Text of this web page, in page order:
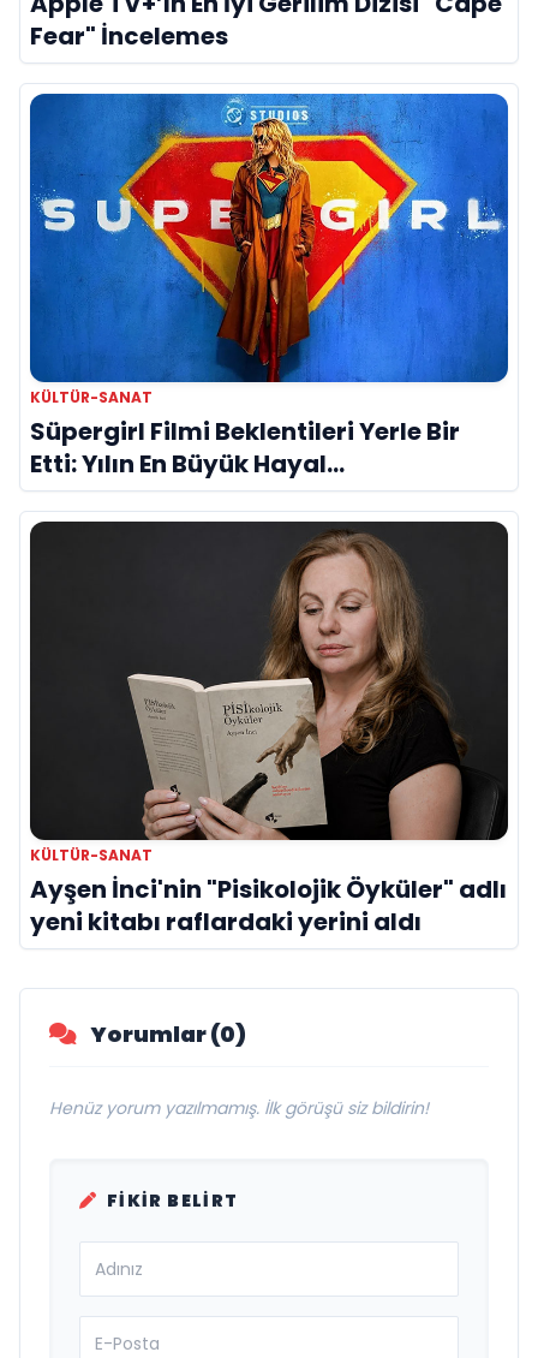
Fear" İncelemes
KÜLTÜR-SANAT
Süpergirl Filmi Beklentileri Yerle Bir
Etti: Yılın En Büyük Hayal
Kırıklıklarından Biri mi?
KÜLTÜR-SANAT
Ayşen İnci'nin "Pisikolojik Öyküler" adlı
yeni kitabı raflardaki yerini aldı
Yorumlar (0)
Henüz yorum yazılmamış. İlk görüşü siz bildirin!
FIKIR BELIRT